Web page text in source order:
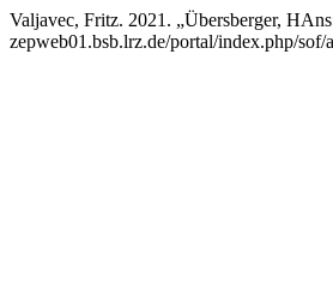
Valjavec, Fritz. 2021. „Übersberger,
zepweb01.bsb.lrz.de/portal/index.php/